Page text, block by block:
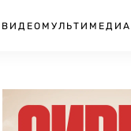
ВИДЕО МУЛЬТИМЕДИА